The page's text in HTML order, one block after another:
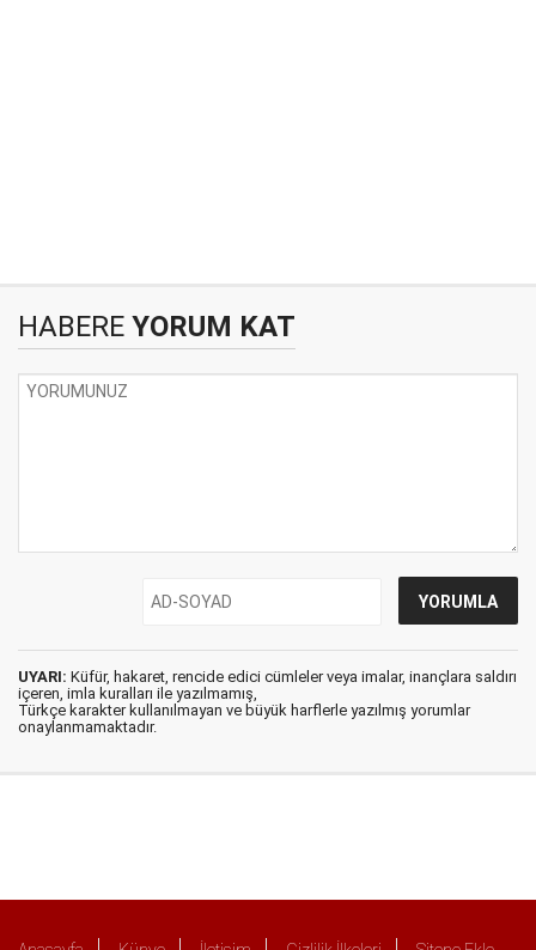
HABERE YORUM KAT
UYARI: Küfür, hakaret, rencide edici cümleler veya imalar, inançlara saldırı
içeren, imla kuralları ile yazılmamış,
Türkçe karakter kullanılmayan ve büyük harflerle yazılmış yorumlar
onaylanmamaktadır.